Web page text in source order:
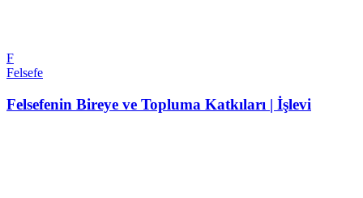
F
Felsefe
Felsefenin Bireye ve Topluma Katkıları | İşlevi